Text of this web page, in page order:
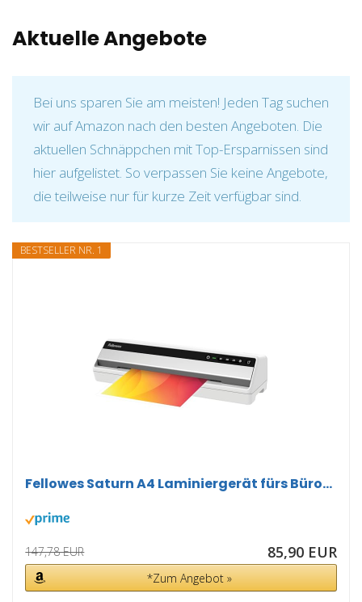
Aktuelle Angebote
Bei uns sparen Sie am meisten! Jeden Tag suchen
wir auf Amazon nach den besten Angeboten. Die
aktuellen Schnäppchen mit Top-Ersparnissen sind
hier aufgelistet. So verpassen Sie keine Angebote,
die teilweise nur für kurze Zeit verfügbar sind.
BESTSELLER NR. 1
Fellowes Saturn A4 Laminiergerät fürs Büro...
147,78 EUR 85,90 EUR
*Zum Angebot »